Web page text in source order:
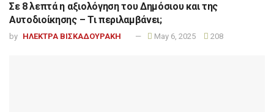
Σε 8 λεπτά η αξιολόγηση του Δημόσιου και της
Αυτοδιοίκησης – Τι περιλαμβάνει;
by ΗΛΕΚΤΡΑ ΒΙΣΚΑΔΟΥΡΑΚΗ May 6, 2025 208